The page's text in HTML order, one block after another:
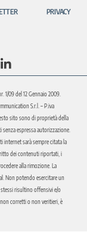
PRIVACY
09 del 12 Gennaio 2009.
S.r.l. – P.iva
sito sono di proprietà della
espressa autorizzazione.
internet sarà sempre citata la
dei contenuti riportati, i
alla rimozione. La
Non potendo esercitare un
risultino offensivi e/o
corretti o non veritieri, è